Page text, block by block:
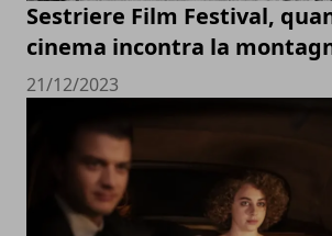
Sestriere Film Festival,
cinema incontra la
21/12/2023